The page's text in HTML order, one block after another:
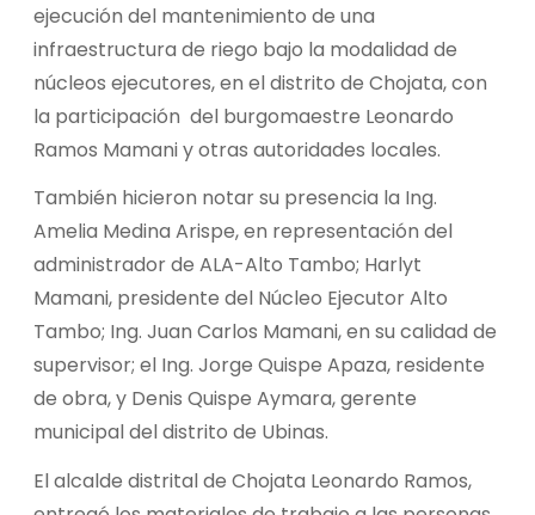
ejecución del mantenimiento de una
infraestructura de riego bajo la modalidad de
núcleos ejecutores, en el distrito de Chojata, con
la participación del burgomaestre Leonardo
Ramos Mamani y otras autoridades locales.
También hicieron notar su presencia la Ing.
Amelia Medina Arispe, en representación del
administrador de ALA-Alto Tambo; Harlyt
Mamani, presidente del Núcleo Ejecutor Alto
Tambo; Ing. Juan Carlos Mamani, en su calidad de
supervisor; el Ing. Jorge Quispe Apaza, residente
de obra, y Denis Quispe Aymara, gerente
municipal del distrito de Ubinas.
El alcalde distrital de Chojata Leonardo Ramos,